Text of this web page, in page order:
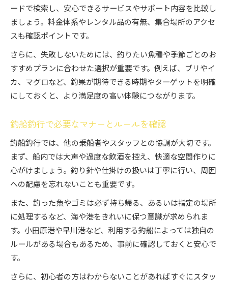
ードで検索し、安心できるサービスやサポート内容を比較し
ましょう。料金体系やレンタル品の有無、集合場所のアクセ
スも確認ポイントです。
さらに、失敗しないためには、釣りたい魚種や季節ごとのお
すすめプランに合わせた選択が重要です。例えば、ブリやイ
カ、マグロなど、釣果が期待できる時期やターゲットを明確
にしておくと、より満足度の高い体験につながります。
釣船釣行で必要なマナーとルールを確認
釣船釣行では、他の乗船者やスタッフとの協調が大切です。
まず、船内では大声や過度な飲酒を控え、快適な空間作りに
心がけましょう。釣り針や仕掛けの扱いは丁寧に行い、周囲
への配慮を忘れないことも重要です。
また、釣った魚やゴミは必ず持ち帰る、あるいは指定の場所
に処理するなど、海や港をきれいに保つ意識が求められま
す。小田原港や早川港など、利用する釣船によっては独自の
ルールがある場合もあるため、事前に確認しておくと安心で
す。
さらに、初心者の方はわからないことがあればすぐにスタッ